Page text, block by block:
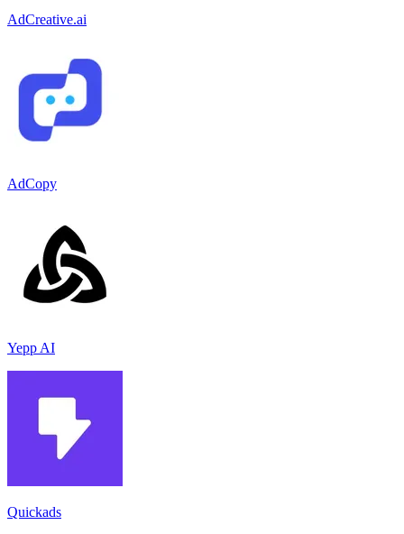
AdCreative.ai
AdCopy
Yepp AI
Quickads